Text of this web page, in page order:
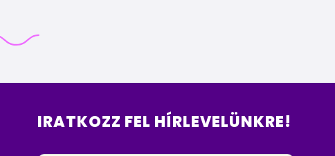
IRATKOZZ FEL HÍRLEVELÜNKRE!